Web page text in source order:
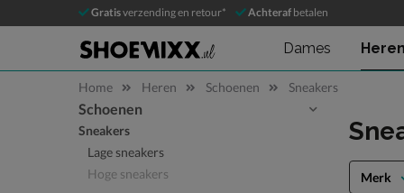
Gratisverzending en retour* Achteraf betalen
Dames Heren
Home Heren Schoenen Sneakers
Sla categorieën over
Schoenen
Sneakers
Lage sneakers
Hoge sneakers
Merk